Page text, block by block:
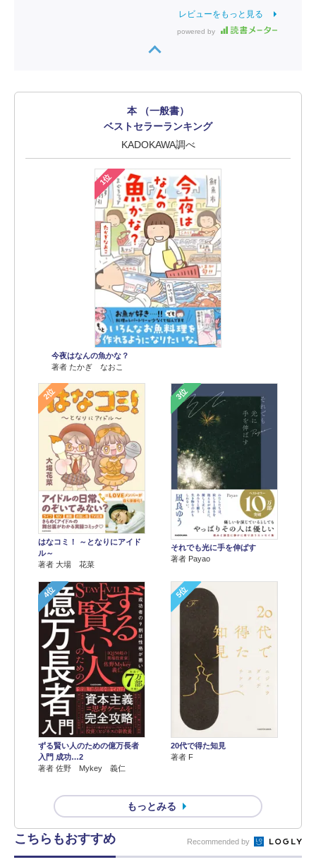
レビューをもっと見る
powered by
本 （一般書）
ベストセラーランキング
KADOKAWA調べ
1位
今夜はなんの魚かな？
著者 たかぎ なおこ
2位
はなコミ！ ～となりにアイド
ル～
著者 大場 花菜
3位
それでも光に手を伸ばす
著者 Payao
4位
ずる賢い人のための億万長者
入門 成功…2
著者 佐野 Mykey 義仁
5位
20代で得た知見
著者 F
もっとみる
こちらもおすすめ Recommended by